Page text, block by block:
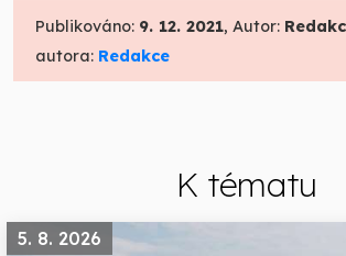
Publikováno: 9. 12. 2021, Autor:
autora: Redakce
K tématu
5. 8. 2026